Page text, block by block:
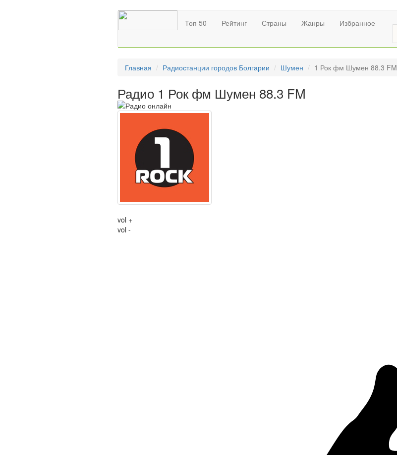
Топ 50 Рейтинг Страны Жанры Избранное
Главная Радиостанции городов Болгарии Шумен 1 Рок фм Шумен 88.3 FM
Радио 1 Рок фм Шумен 88.3 FM
vol +
vol -